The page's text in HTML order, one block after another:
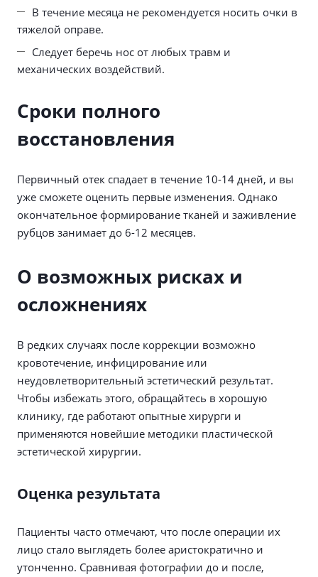
В течение месяца не рекомендуется носить очки в
тяжелой оправе.
Следует беречь нос от любых травм и
механических воздействий.
Сроки полного
восстановления
Первичный отек спадает в течение 10-14 дней, и вы
уже сможете оценить первые изменения. Однако
окончательное формирование тканей и заживление
рубцов занимает до 6-12 месяцев.
О возможных рисках и
осложнениях
В редких случаях после коррекции возможно
кровотечение, инфицирование или
неудовлетворительный эстетический результат.
Чтобы избежать этого, обращайтесь в хорошую
клинику, где работают опытные хирурги и
применяются новейшие методики пластической
эстетической хирургии.
Оценка результата
Пациенты часто отмечают, что после операции их
лицо стало выглядеть более аристократично и
утонченно. Сравнивая фотографии до и после,